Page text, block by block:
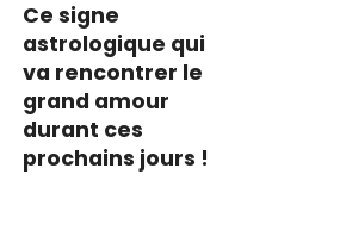
Ce signe
astrologique qui
va rencontrer le
grand amour
durant ces
prochains jours !